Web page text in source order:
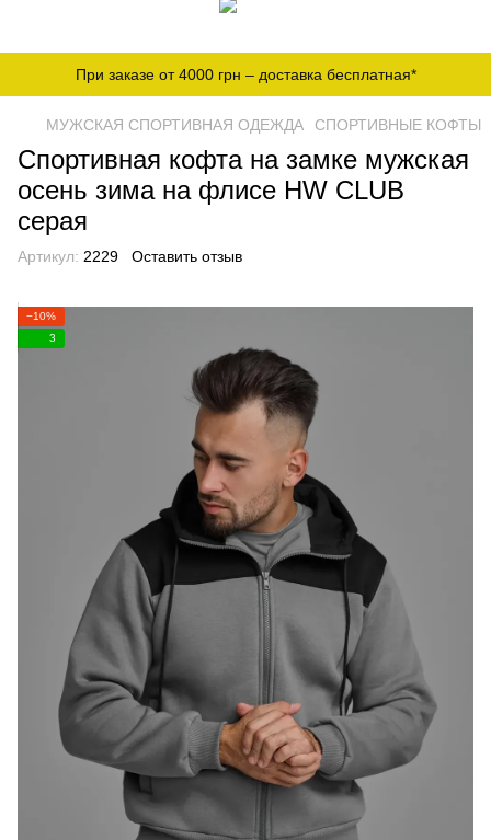
При заказе от 4000 грн – доставка бесплатная*
МУЖСКАЯ СПОРТИВНАЯ ОДЕЖДА СПОРТИВНЫЕ КОФТЫ
Спортивная кофта на замке мужская
осень зима на флисе HW CLUB
серая
Артикул: 2229 Оставить отзыв
−10%
3